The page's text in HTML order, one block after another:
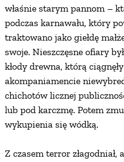
właśnie starym pannom –
podczas karnawału, który
traktowano jako giełdę
swoje. Nieszczęsne ofiary
kłody drewna, którą
akompaniamencie
chichotów licznej
lub pod karczmę. Potem
wykupienia się wódką.
Z czasem terror złagodniał,